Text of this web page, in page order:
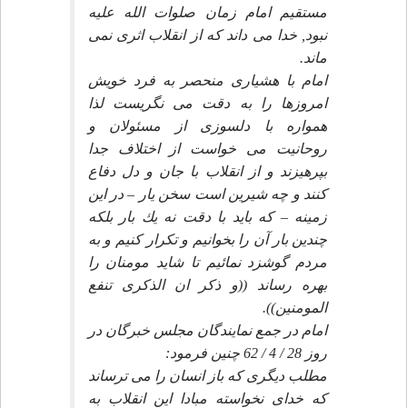
مستقيم امام زمان صلوات الله عليه
نبود, خدا مى داند كه از انقلاب اثرى نمى
ماند.
امام با هشيارى منحصر به فرد خويش
امروزها را به دقت مى نگريست لذا
همواره با دلسوزى از مسئولان و
روحانيت مى خواست از اختلاف جدا
بپرهيزند و از انقلاب با جان و دل دفاع
كنند و چه شيرين است سخن يار – در اين
زمينه – كه بايد با دقت نه يك بار بلكه
چندين بار آن را بخوانيم و تكرار كنيم و به
مردم گوشزد نمائيم تا شايد مومنان را
بهره رساند ((و ذكر ان الذكرى تنفع
المومنين)).
امام در جمع نمايندگان مجلس خبرگان در
روز 28 / 4 / 62 چنين فرمود:
مطلب ديگرى كه باز انسان را مى ترساند
كه خداى نخواسته مبادا اين انقلاب به